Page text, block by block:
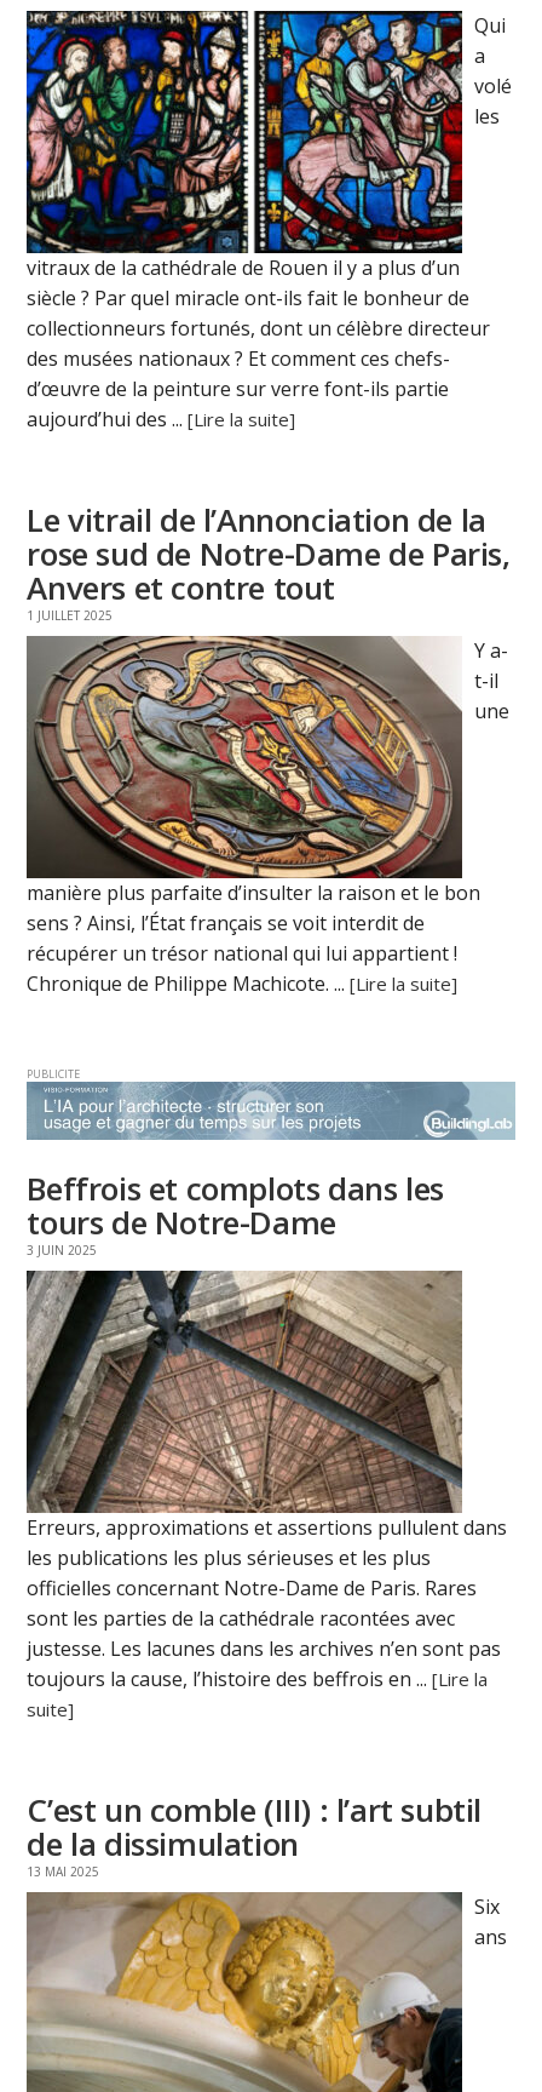
Qui
a
volé
les
vitraux de la cathédrale de Rouen il y a plus d’un
siècle ? Par quel miracle ont-ils fait le bonheur de
collectionneurs fortunés, dont un célèbre directeur
des musées nationaux ? Et comment ces chefs-
d’œuvre de la peinture sur verre font-ils partie
aujourd’hui des ...[Lire la suite]
Le vitrail de l’Annonciation de la
rose sud de Notre-Dame de Paris,
Anvers et contre tout
1 JUILLET 2025
Y a-
t-il
une
manière plus parfaite d’insulter la raison et le bon
sens ? Ainsi, l’État français se voit interdit de
récupérer un trésor national qui lui appartient !
Chronique de Philippe Machicote. ...[Lire la suite]
PUBLICITE
Beffrois et complots dans les
tours de Notre-Dame
3 JUIN 2025
Erreurs, approximations et assertions pullulent dans
les publications les plus sérieuses et les plus
officielles concernant Notre-Dame de Paris. Rares
sont les parties de la cathédrale racontées avec
justesse. Les lacunes dans les archives n’en sont pas
toujours la cause, l’histoire des beffrois en ...[Lire la
suite]
C’est un comble (III) : l’art subtil
de la dissimulation
13 MAI 2025
Six
ans